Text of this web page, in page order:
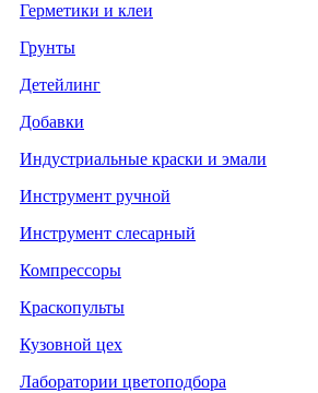
Герметики и клеи
Грунты
Детейлинг
Добавки
Индустриальные краски и эмали
Инструмент ручной
Инструмент слесарный
Компрессоры
Краскопульты
Кузовной цех
Лаборатории цветоподбора